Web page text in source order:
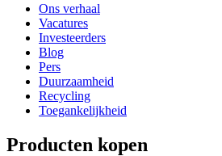
Ons verhaal
Vacatures
Investeerders
Blog
Pers
Duurzaamheid
Recycling
Toegankelijkheid
Producten kopen